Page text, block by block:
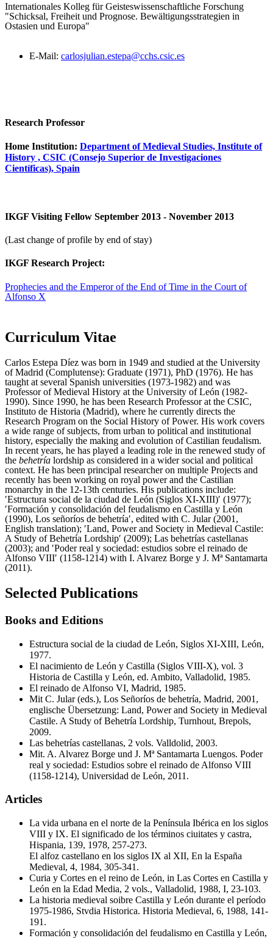
Internationales Kolleg für Geisteswissenschaftliche Forschung
"Schicksal, Freiheit und Prognose. Bewältigungsstrategien in
Ostasien und Europa"
E-Mail: carlosjulian.estepa@cchs.csic.es
Research Professor
Home Institution: Department of Medieval Studies, Institute of
History , CSIC (Consejo Superior de Investigaciones
Científicas), Spain
IKGF Visiting Fellow September 2013 - November 2013
(Last change of profile by end of stay)
IKGF Research Project:
Prophecies and the Emperor of the End of Time in the Court of
Alfonso X
Curriculum Vitae
Carlos Estepa Díez was born in 1949 and studied at the University
of Madrid (Complutense): Graduate (1971), PhD (1976). He has
taught at several Spanish universities (1973-1982) and was
Professor of Medieval History at the University of León (1982-
1990). Since 1990, he has been Research Professor at the CSIC,
Instituto de Historia (Madrid), where he currently directs the
Research Program on the Social History of Power. His work covers
a wide range of subjects, from urban to political and institutional
history, especially the making and evolution of Castilian feudalism.
In recent years, he has played a leading role in the renewed study of
the behetría lordship as considered in a wider social and political
context. He has been principal researcher on multiple Projects and
recently has been working on royal power and the Castilian
monarchy in the 12-13th centuries. His publications include:
′Estructura social de la ciudad de León (Siglos XI-XIII)′ (1977);
′Formación y consolidación del feudalismo en Castilla y León
(1990), Los señoríos de behetría′, edited with C. Jular (2001,
English translation); ′Land, Power and Society in Medieval Castile:
A Study of Behetría Lordship′ (2009); Las behetrías castellanas
(2003); and ′Poder real y sociedad: estudios sobre el reinado de
Alfonso VIII′ (1158-1214) with I. Alvarez Borge y J. Mª Santamarta
(2011).
Selected Publications
Books and Editions
Estructura social de la ciudad de León, Siglos XI-XIII, León,
1977.
El nacimiento de León y Castilla (Siglos VIII-X), vol. 3
Historia de Castilla y León, ed. Ambito, Valladolid, 1985.
El reinado de Alfonso VI, Madrid, 1985.
Mit C. Jular (eds.), Los Señoríos de behetría, Madrid, 2001,
englische Übersetzung: Land, Power and Society in Medieval
Castile. A Study of Behetría Lordship, Turnhout, Brepols,
2009.
Las behetrías castellanas, 2 vols. Valldolid, 2003.
Mit. A. Alvarez Borge und J. Mª Santamarta Luengos. Poder
real y sociedad: Estudios sobre el reinado de Alfonso VIII
(1158-1214), Universidad de León, 2011.
Articles
La vida urbana en el norte de la Península Ibérica en los siglos
VIII y IX. El significado de los términos ciuitates y castra,
Hispania, 139, 1978, 257-273.
El alfoz castellano en los siglos IX al XII, En la España
Medieval, 4, 1984, 305-341.
Curia y Cortes en el reino de León, in Las Cortes en Castilla y
León en la Edad Media, 2 vols., Valladolid, 1988, I, 23-103.
La historia medieval soibre Castilla y León durante el período
1975-1986, Stvdia Historica. Historia Medieval, 6, 1988, 141-
191.
Formación y consolidación del feudalismo en Castilla y León,